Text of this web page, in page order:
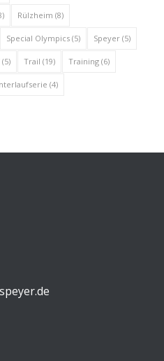
Rülzheim (8)
Special Olympics(5) Speyer(5)
(5) Trail (19) Training(6)
(4)